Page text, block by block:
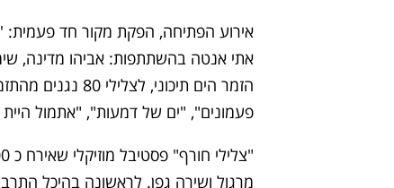
אירוע הפתיחה, הפקת מקור חד פעמית:
אתי אנטה בהשתתפות: אביהו מדינה,
הזמר הים
פעמונים", "ים של דמעות", "אתמול היית
מרגול ושירה גפן. לראשונה בהיכל